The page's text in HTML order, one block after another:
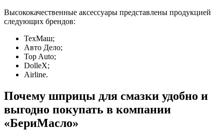
Высококачественные аксессуары представлены продукцией
следующих брендов:
ТехМаш;
Авто Дело;
Top Auto;
DolleX;
Airline.
Почему шприцы для смазки удобно и
выгодно покупать в компании
«БериМасло»